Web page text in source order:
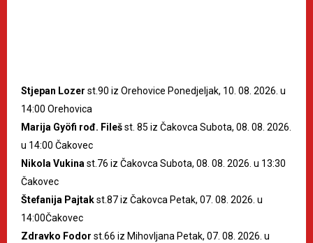
Stjepan Lozer st.90 iz Orehovice Ponedjeljak, 10. 08. 2026. u
14:00 Orehovica
Marija Gyöfi rođ. Filešst. 85 iz Čakovca Subota, 08. 08. 2026.
u 14:00 Čakovec
Nikola Vukina st.76 iz Čakovca Subota, 08. 08. 2026. u 13:30
Čakovec
Štefanija Pajtakst.87 iz Čakovca Petak, 07. 08. 2026. u
14:00Čakovec
Zdravko Fodor st.66 iz Mihovljana Petak, 07. 08. 2026. u